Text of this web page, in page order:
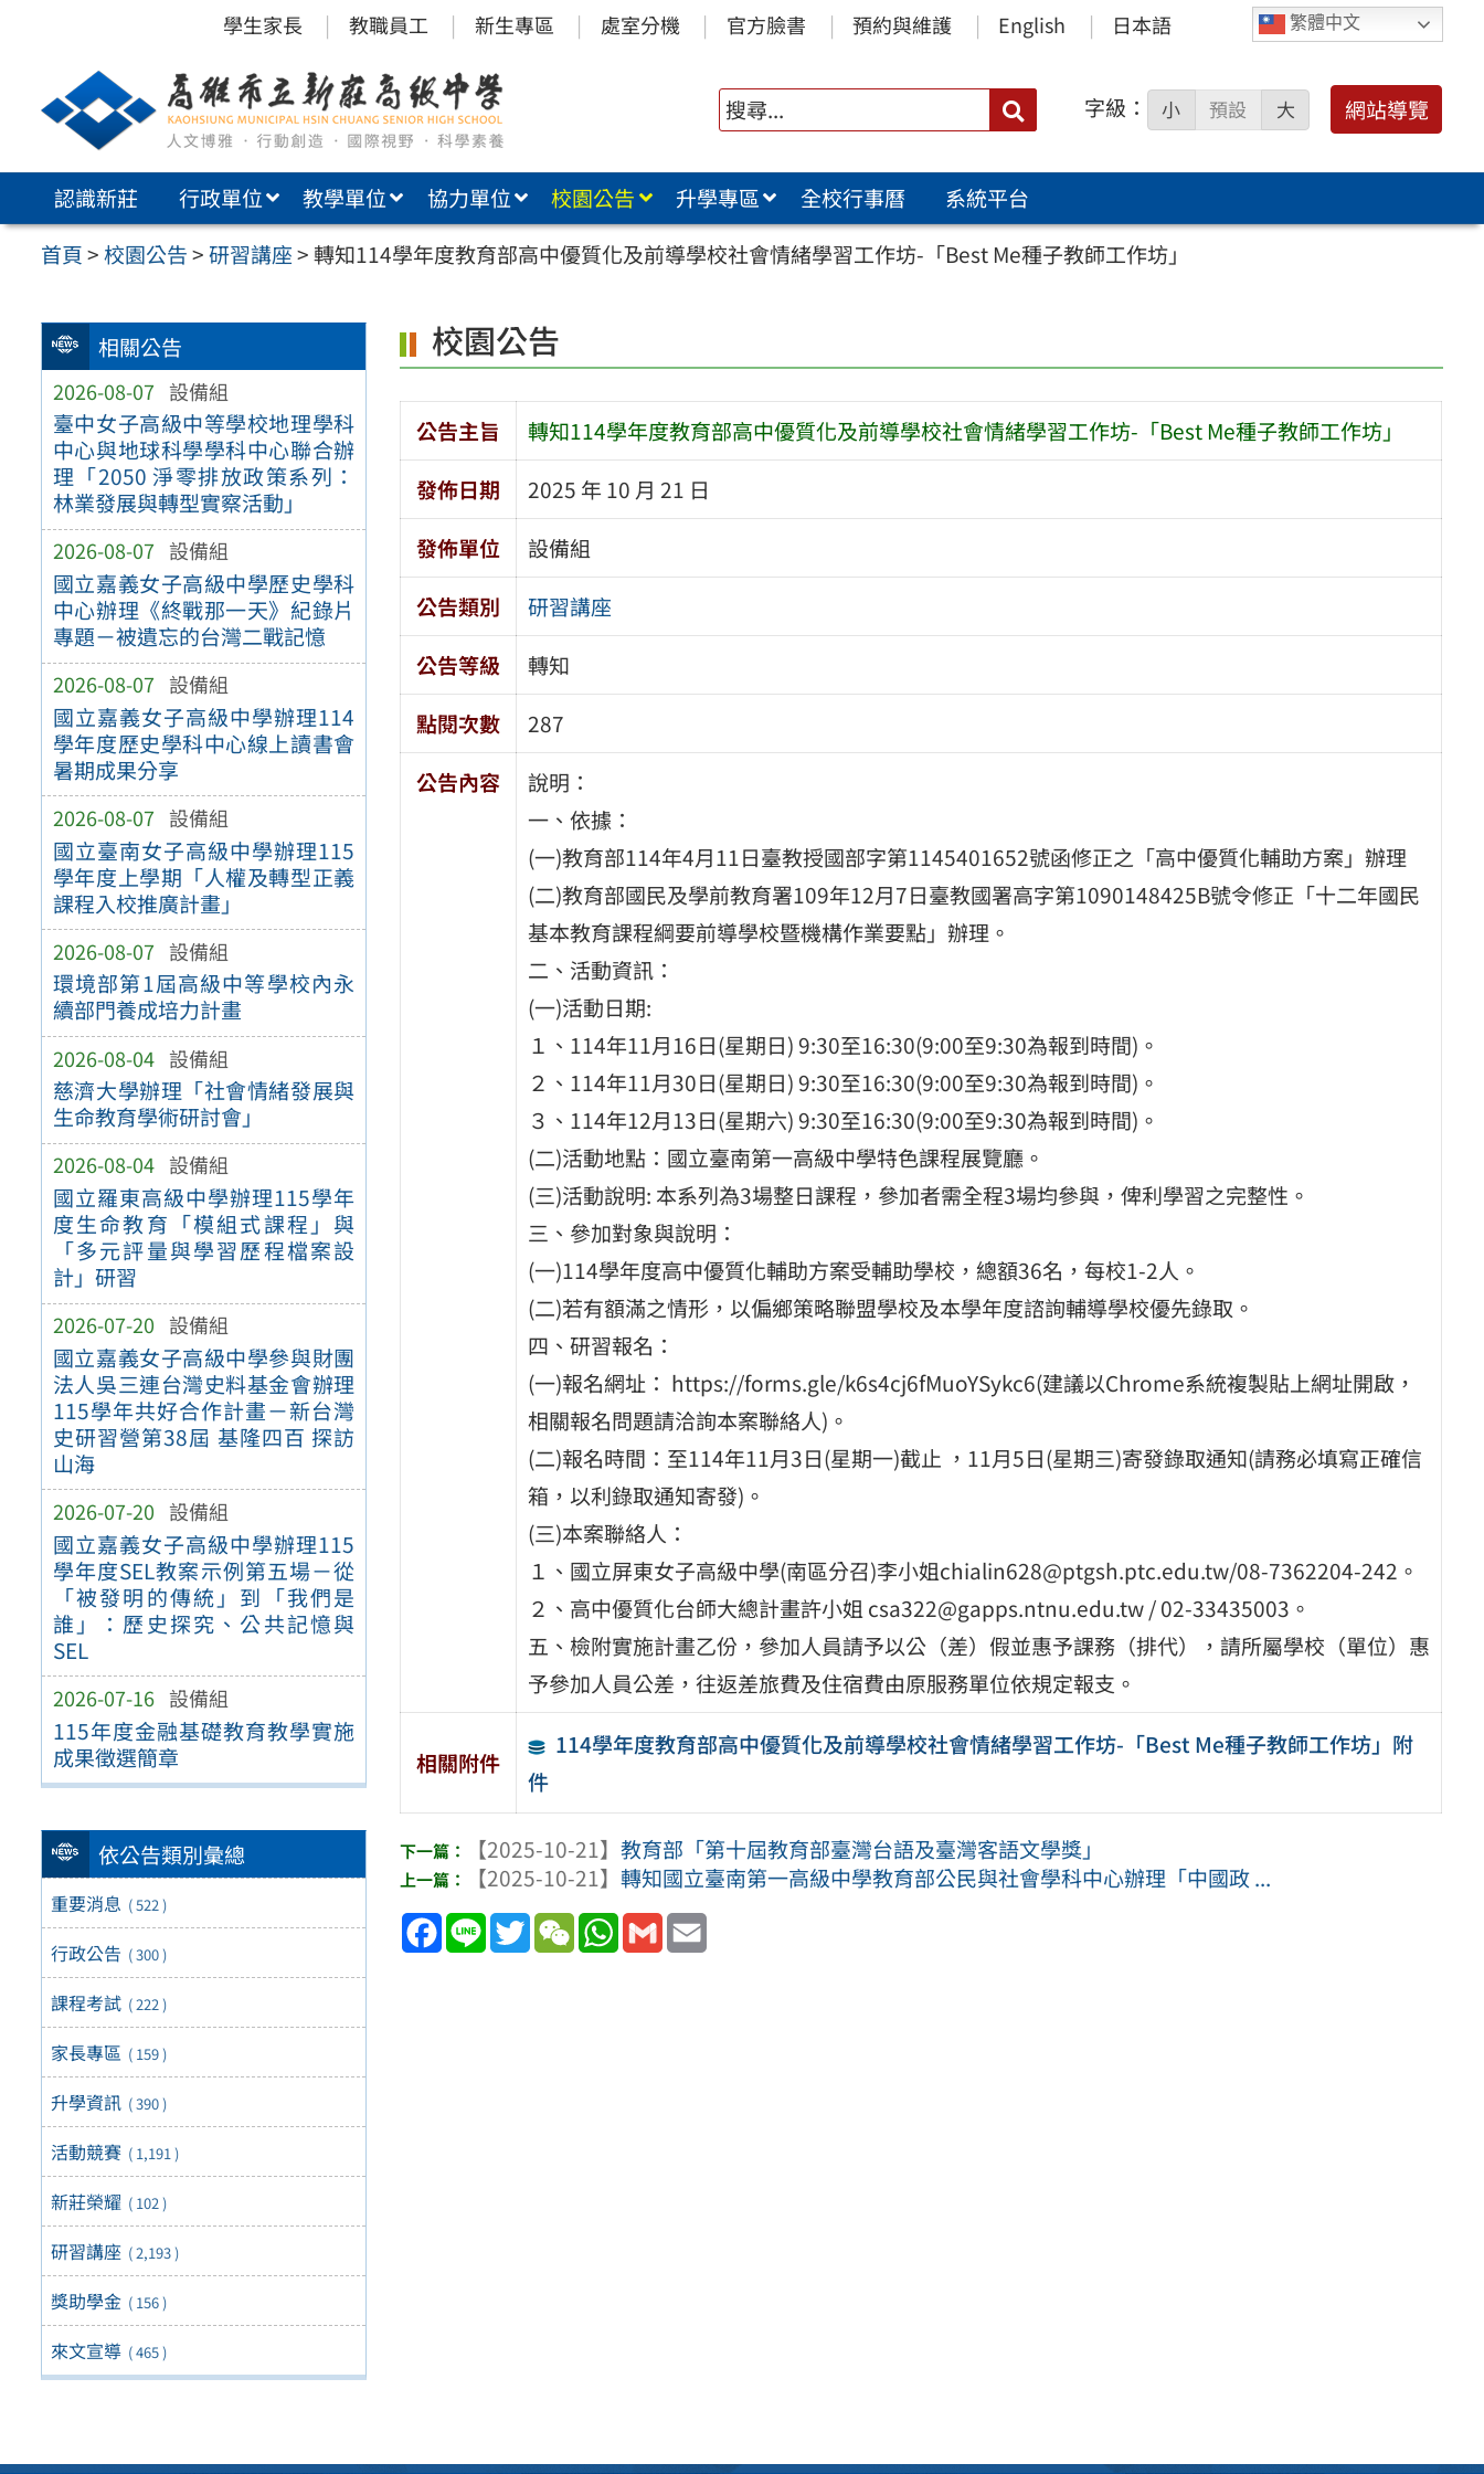
內
繁體中文
學生家長 教職員工 新生專區 處室分機 官方臉書 預約與維護 English 日本語
搜
尋：
字級： 小 預設 大 網站導覽
認識新莊 行政單位 教學單位 協力單位 校園公告 升學專區 全校行事曆
系統平台
首頁>校園公告>研習講座>轉知114學年度教育部高中優質化及前導學校社會情緒學習工作坊-「Best Me種子教師工作坊」
相關公告
2026-08-07 設備組
臺中女子高級中等學校地理學科
中心與地球科學學科中心聯合辦
理「2050 淨零排放政策系列：
林業發展與轉型實察活動」
2026-08-07 設備組
國立嘉義女子高級中學歷史學科
中心辦理《終戰那一天》紀錄片
專題－被遺忘的台灣二戰記憶
2026-08-07 設備組
國立嘉義女子高級中學辦理114
學年度歷史學科中心線上讀書會
暑期成果分享
2026-08-07 設備組
國立臺南女子高級中學辦理115
學年度上學期「人權及轉型正義
課程入校推廣計畫」
2026-08-07 設備組
環境部第1屆高級中等學校內永
續部門養成培力計畫
2026-08-04 設備組
慈濟大學辦理「社會情緒發展與
生命教育學術研討會」
2026-08-04 設備組
國立羅東高級中學辦理115學年
度生命教育「模組式課程」與
「多元評量與學習歷程檔案設
計」研習
2026-07-20 設備組
國立嘉義女子高級中學參與財團
法人吳三連台灣史料基金會辦理
115學年共好合作計畫－新台灣
史研習營第38屆 基隆四百 探訪
山海
2026-07-20 設備組
國立嘉義女子高級中學辦理115
學年度SEL教案示例第五場－從
「被發明的傳統」到「我們是
誰」：歷史探究、公共記憶與
SEL
2026-07-16 設備組
115年度金融基礎教育教學實施
成果徵選簡章
依公告類別彙總
重要消息 ( 522 )
行政公告 ( 300 )
課程考試 ( 222 )
家長專區 ( 159 )
升學資訊 ( 390 )
活動競賽 ( 1,191 )
新莊榮耀 ( 102 )
研習講座 ( 2,193 )
獎助學金 ( 156 )
來文宣導 ( 465 )
校園公告
公告主旨
轉知114學年度教育部高中優質化及前導學校社會情緒學習工作坊-「Best Me種子教師工作坊」
發佈日期
2025 年 10 月 21 日
發佈單位
設備組
公告類別
研習講座
公告等級
轉知
點閱次數
287
公告內容
說明：
一、依據：
(一)教育部114年4月11日臺教授國部字第1145401652號函修正之「高中優質化輔助方案」辦理
(二)教育部國民及學前教育署109年12月7日臺教國署高字第1090148425B號令修正「十二年國民
基本教育課程綱要前導學校暨機構作業要點」辦理。
二、活動資訊：
(一)活動日期:
１、114年11月16日(星期日) 9:30至16:30(9:00至9:30為報到時間)。
２、114年11月30日(星期日) 9:30至16:30(9:00至9:30為報到時間)。
３、114年12月13日(星期六) 9:30至16:30(9:00至9:30為報到時間)。
(二)活動地點：國立臺南第一高級中學特色課程展覽廳。
(三)活動說明: 本系列為3場整日課程，參加者需全程3場均參與，俾利學習之完整性。
三、參加對象與說明：
(一)114學年度高中優質化輔助方案受輔助學校，總額36名，每校1-2人。
(二)若有額滿之情形，以偏鄉策略聯盟學校及本學年度諮詢輔導學校優先錄取。
四、研習報名：
(一)報名網址： https://forms.gle/k6s4cj6fMuoYSykc6(建議以Chrome系統複製貼上網址開啟，
相關報名問題請洽詢本案聯絡人)。
(二)報名時間：至114年11月3日(星期一)截止 ，11月5日(星期三)寄發錄取通知(請務必填寫正確信
箱，以利錄取通知寄發)。
(三)本案聯絡人：
１、國立屏東女子高級中學(南區分召)李小姐chialin628@ptgsh.ptc.edu.tw/08-7362204-242。
２、高中優質化台師大總計畫許小姐 csa322@gapps.ntnu.edu.tw / 02-33435003。
五、檢附實施計畫乙份，參加人員請予以公（差）假並惠予課務（排代），請所屬學校（單位）惠
予參加人員公差，往返差旅費及住宿費由原服務單位依規定報支。
相關附件
114學年度教育部高中優質化及前導學校社會情緒學習工作坊-「Best Me種子教師工作坊」附
件
【2025-10-21】教育部「第十屆教育部臺灣台語及臺灣客語文學獎」
【2025-10-21】轉知國立臺南第一高級中學教育部公民與社會學科中心辦理「中國政 ...
Facebook
Line TwitterWeChatWhatsApp
Gmail